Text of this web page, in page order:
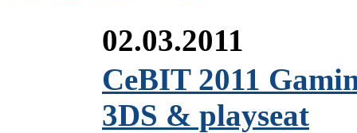
02.03.2011
CeBIT 2011
3DS & playseat